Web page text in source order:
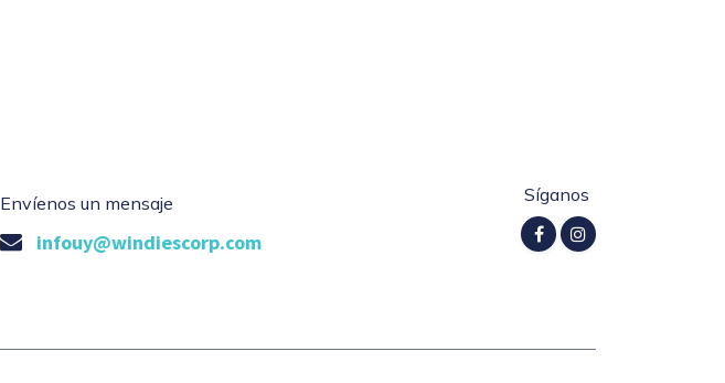
Envíenos un mensaje
infouy@windiescorp.com
Síganos